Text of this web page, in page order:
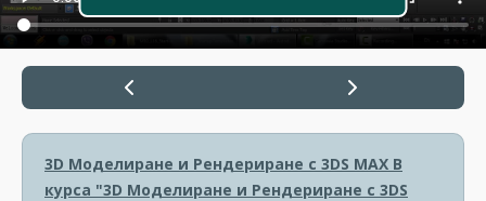
3D Моделиране и Рендериране с 3DS MAX В
курса "3D Моделиране и Рендериране с 3DS